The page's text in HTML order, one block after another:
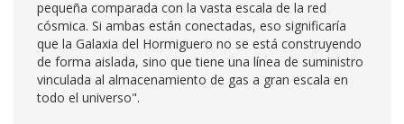
pequeña comparada con la vasta escala de la red
cósmica. Si ambas están conectadas, eso significaría
que la Galaxia del Hormiguero no se está construyendo
de forma aislada, sino que tiene una línea de suministro
vinculada al almacenamiento de gas a gran escala en
todo el universo".